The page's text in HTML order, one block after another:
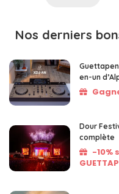
Nos derniers
en-un
Dour
complète
-10%